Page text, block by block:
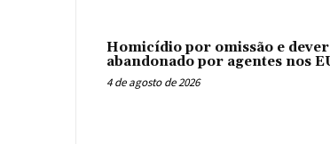
Homicídio por omissão e
abandonado por agentes nos
4 de agosto de 2026